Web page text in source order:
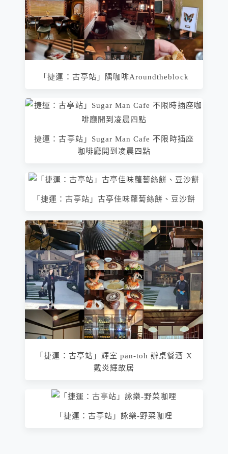
「捷運：古亭站」隅咖啡Aroundtheblock
捷運：古亭站」Sugar Man Cafe 不限時插座
咖啡廳開到凌晨四點
「捷運：古亭站」古亭佳味蘿蔔絲餅、豆沙餅
「捷運：古亭站」輝室 pān-toh 辦桌餐酒 X
戴炎輝故居
「捷運：古亭站」詠樂-野菜咖哩